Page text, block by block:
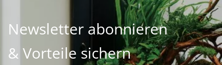
Newsletter abonnieren
& Vorteile sichern